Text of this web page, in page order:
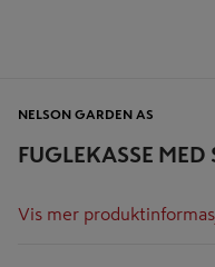
FUGLEKASSE MED
NELSON GARDEN AS
Vis mer